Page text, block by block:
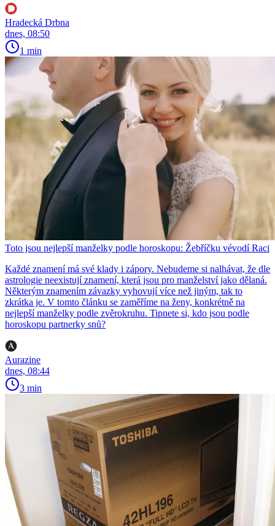
Hradecká Drbna
dnes, 08:50
1 min
Toto jsou nejlepší manželky podle horoskopu: Žebříčku vévodí Raci
Každé znamení má své klady i zápory. Nebudeme si nalhávat, že dle
astrologie neexistují znamení, která jsou pro manželství jako dělaná.
Některým znamením závazky vyhovují více než jiným, tak to
zkrátka je. V tomto článku se zaměříme na ženy, konkrétně na
nejlepší manželky podle zvěrokruhu. Tipnete si, kdo jsou podle
horoskopu partnerky snů?
Aurazine
dnes, 08:44
3 min